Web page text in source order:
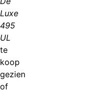
Luxe
495
UL
te
koop
gezien
of